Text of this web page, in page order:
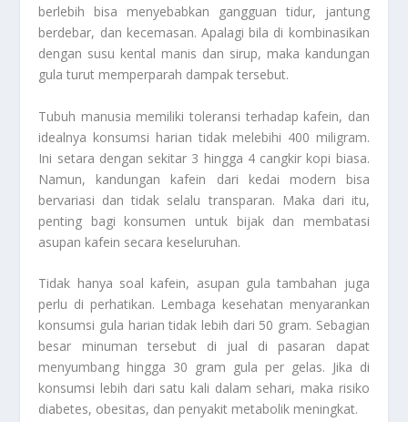
berlebih bisa menyebabkan gangguan tidur, jantung
berdebar, dan kecemasan. Apalagi bila di kombinasikan
dengan susu kental manis dan sirup, maka kandungan
gula turut memperparah dampak tersebut.
Tubuh manusia memiliki toleransi terhadap kafein, dan
idealnya konsumsi harian tidak melebihi 400 miligram.
Ini setara dengan sekitar 3 hingga 4 cangkir kopi biasa.
Namun, kandungan kafein dari kedai modern bisa
bervariasi dan tidak selalu transparan. Maka dari itu,
penting bagi konsumen untuk bijak dan membatasi
asupan kafein secara keseluruhan.
Tidak hanya soal kafein, asupan gula tambahan juga
perlu di perhatikan. Lembaga kesehatan menyarankan
konsumsi gula harian tidak lebih dari 50 gram. Sebagian
besar minuman tersebut di jual di pasaran dapat
menyumbang hingga 30 gram gula per gelas. Jika di
konsumsi lebih dari satu kali dalam sehari, maka risiko
diabetes, obesitas, dan penyakit metabolik meningkat.